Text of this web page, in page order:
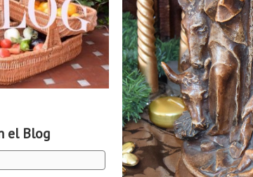
el Blog